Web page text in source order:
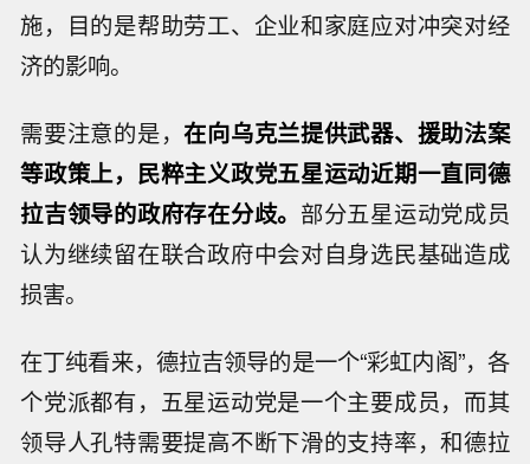
施，目的是帮助劳工、企业和家庭应对冲突对经
济的影响。
需要注意的是，在向乌克兰提供武器、援助法案
等政策上，民粹主义政党五星运动近期一直同德
拉吉领导的政府存在分歧。 部分五星运动党成员
认为继续留在联合政府中会对自身选民基础造成
损害。
在丁纯看来，德拉吉领导的是一个“彩虹内阁”，各
个党派都有，五星运动党是一个主要成员，而其
领导人孔特需要提高不断下滑的支持率，和德拉